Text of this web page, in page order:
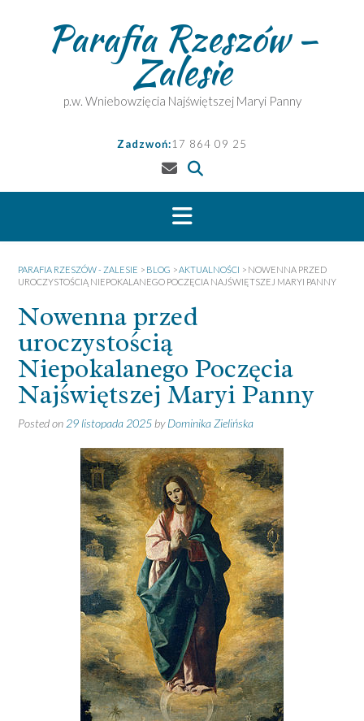
Parafia Rzeszów –
Zalesie
p.w. Wniebowzięcia Najświętszej Maryi Panny
Zadzwoń:17 864 09 25
PARAFIA RZESZÓW - ZALESIE > BLOG >AKTUALNOŚCI > NOWENNA PRZED
UROCZYSTOŚCIĄ NIEPOKALANEGO POCZĘCIA NAJŚWIĘTSZEJ MARYI PANNY
Nowenna przed
uroczystością
Niepokalanego Poczęcia
Najświętszej Maryi Panny
Posted on 29 listopada 2025 byDominika Zielińska